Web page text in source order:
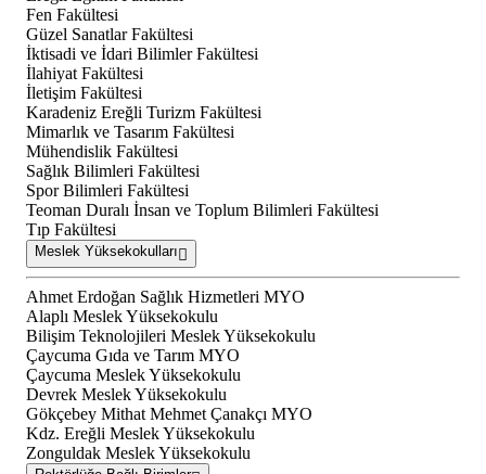
Fen Fakültesi
Güzel Sanatlar Fakültesi
İktisadi ve İdari Bilimler Fakültesi
İlahiyat Fakültesi
İletişim Fakültesi
Karadeniz Ereğli Turizm Fakültesi
Mimarlık ve Tasarım Fakültesi
Mühendislik Fakültesi
Sağlık Bilimleri Fakültesi
Spor Bilimleri Fakültesi
Teoman Duralı İnsan ve Toplum Bilimleri Fakültesi
Tıp Fakültesi
Meslek Yüksekokulları
Ahmet Erdoğan Sağlık Hizmetleri MYO
Alaplı Meslek Yüksekokulu
Bilişim Teknolojileri Meslek Yüksekokulu
Çaycuma Gıda ve Tarım MYO
Çaycuma Meslek Yüksekokulu
Devrek Meslek Yüksekokulu
Gökçebey Mithat Mehmet Çanakçı MYO
Kdz. Ereğli Meslek Yüksekokulu
Zonguldak Meslek Yüksekokulu